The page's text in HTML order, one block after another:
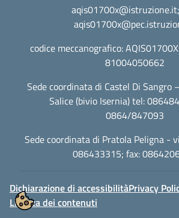
aqis01700x@istruzione.it
codice meccanografico:
81004050662
Sede coordinata di Castel Di Sangro
Salice (bivio Isernia) tel:
0864/847093
Sede coordinata di Pratola Peligna -
086433315; fax:
Dichiarazione di accessibilitàPrivacy
Licenza dei contenuti